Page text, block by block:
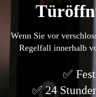
Wenn Sie vor
Regelfall innerhalb
24